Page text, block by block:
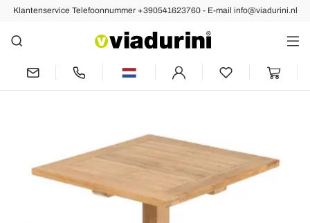
Klantenservice Telefoonnummer +390541623760 - E-mail info@viadurini.nl
Vorige Volgende
Buitentafel met centrale voet in
verschillende maten - Yggdrasil